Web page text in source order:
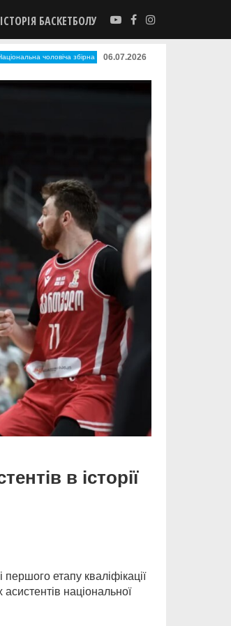
ІСТОРІЯ БАСКЕТБОЛУ
чоловіча збірна 06.07.2026
в історії
етапу кваліфікації
національної